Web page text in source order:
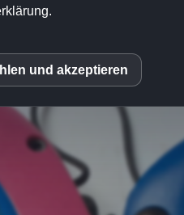
und akzeptieren